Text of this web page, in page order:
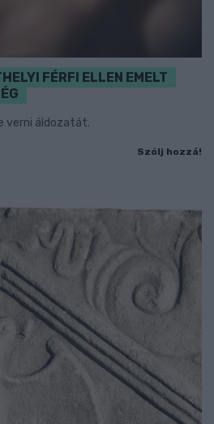
FÉRFI ELLEN EMELT
verni áldozatát.
Szólj hozzá!